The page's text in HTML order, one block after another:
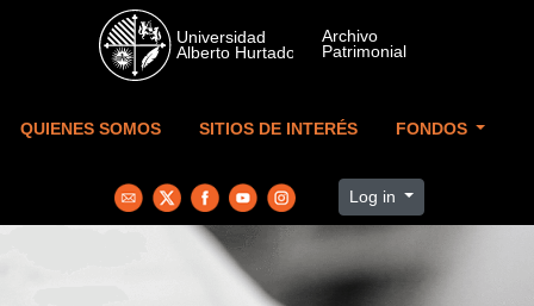
Skip to main content
QUIENES SOMOS SITIOS DE INTERÉS FONDOS
Log in